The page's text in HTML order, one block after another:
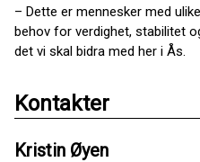
– Dette er mennesker med
behov for verdighet, stabilitet
det vi skal bidra med her i Ås.
Kontakter
Kristin Øyen